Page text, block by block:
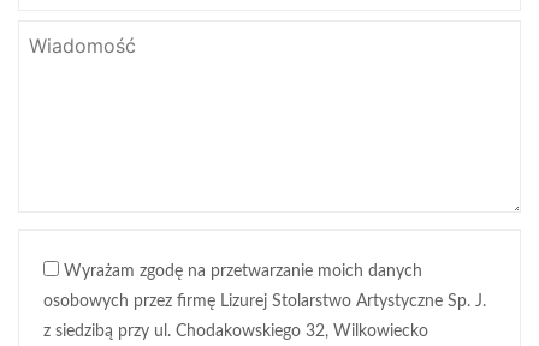
Wyrażam zgodę na przetwarzanie moich danych
osobowych przez firmę Lizurej Stolarstwo Artystyczne Sp. J.
z siedzibą przy ul. Chodakowskiego 32, Wilkowiecko